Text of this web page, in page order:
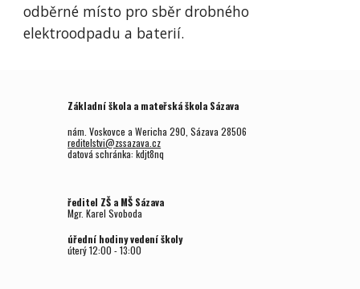
odběrné místo pro sběr drobného
elektroodpadu a baterií.
Základní škola a mateřská škola Sázava
nám. Voskovce a Wericha 290, Sázava 28506
reditelstvi@zssazava.cz
datová schránka: kdjt8nq
ředitel ZŠ a MŠ Sázava
Mgr.Karel Svoboda
úřední hodiny vedení školy
úterý12:00 - 13:00